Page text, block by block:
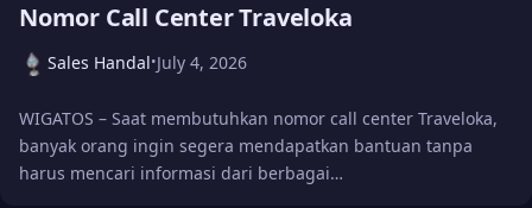
Nomor Call Center Traveloka
Sales Handal•July 4, 2026
WIGATOS – Saat membutuhkan nomor call center Traveloka,
banyak orang ingin segera mendapatkan bantuan tanpa
harus mencari informasi dari berbagai…